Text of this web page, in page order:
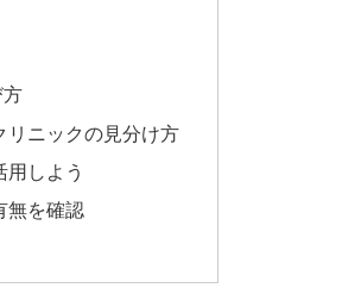
方
リニックの見分け方
しよう
無を確認